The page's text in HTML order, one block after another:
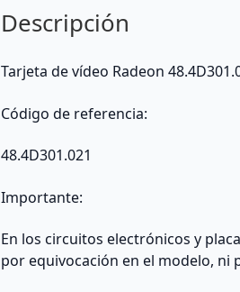
cantidad
Descripción
Tarjeta de vídeo Radeon
Código de referencia:
48.4D301.021
Importante:
En los circuitos electrónicos y
por equivocación en el modelo, ni